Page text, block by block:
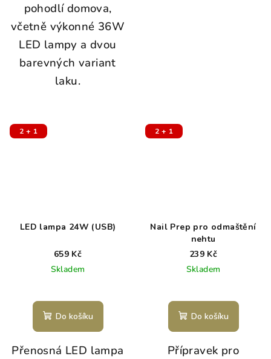
pohodlí domova,
včetně výkonné 36W
LED lampy a dvou
barevných variant
laku.
2 + 1
LED lampa 24W (USB)
659 Kč
Skladem
Do košíku
Přenosná LED lampa
2 + 1
Nail Prep pro odmaštění
nehtu
239 Kč
Skladem
Do košíku
Přípravek pro